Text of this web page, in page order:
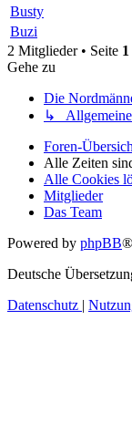
Busty
Buzi
2 Mitglieder • Seite 1
Gehe zu
Die
↳
Foren-
Alle Zeiten
Alle Cookies
Mitglieder
Das Team
Powered by phpBB
Deutsche
Datenschutz |